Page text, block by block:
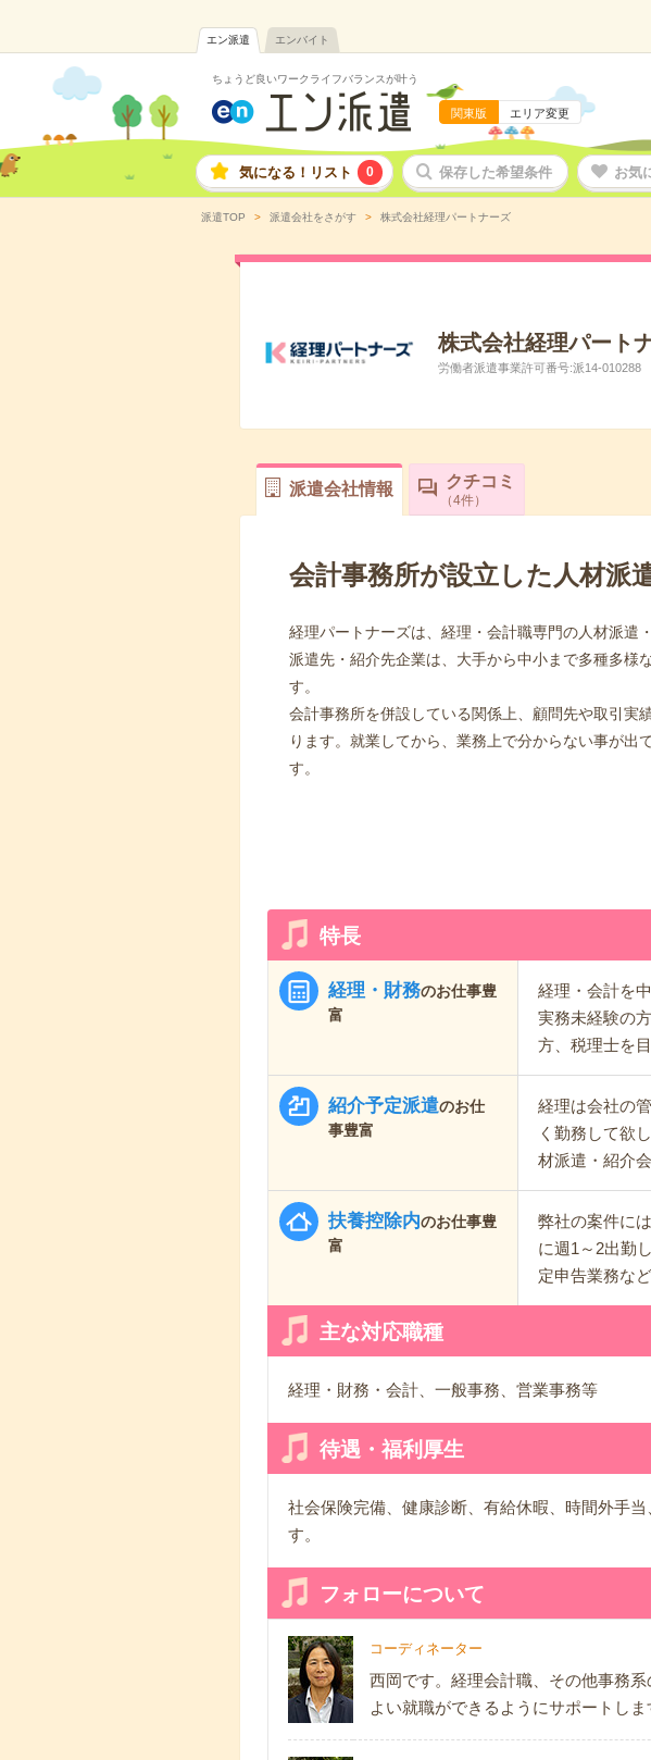
エン派遣 エンバイト
ちょうど良いワークライフバランスが叶う
関東版 エリア変更
気になる！リスト 0 保存した希望条件 お気
派遣TOP 派遣会社をさがす 株式会社経理パートナーズ
株式会社経理パート
労働者派遣事業許可番号:派14-010288
派遣会社情報 クチコミ
4件
会計事務所が設立した人材派
経理パートナーズは、経理・会計職専門の人材派遣
派遣先・紹介先企業は、大手から中小まで多種多様
す。
会計事務所を併設している関係上、顧問先や取引実
ります。就業してから、業務上で分からない事が出
す。
特長
経理・財務のお仕事豊
富
経理・会計を
実務未経験の
方、税理士を
紹介予定派遣のお仕
事豊富
経理は会社の
く勤務して欲
材派遣・紹介
扶養控除内のお仕事豊
富
弊社の案件に
に週1～2出勤
定申告業務な
主な対応職種
経理・財務・会計、一般事務、営業事務等
待遇・福利厚生
社会保険完備、健康診断、有給休暇、時間外手
す。
フォローについて
コーディネーター
西岡です。経理会計職、その他事務系
よい就職ができるようにサポートしま